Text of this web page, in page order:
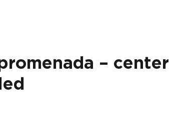
– center